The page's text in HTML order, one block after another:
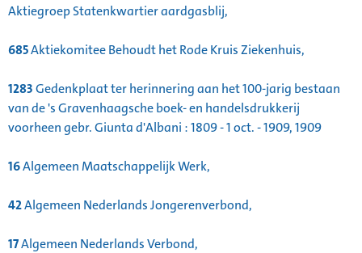
Aktiegroep Statenkwartier aardgasblij,
685Aktiekomitee Behoudt het Rode Kruis Ziekenhuis,
1283Gedenkplaat ter herinnering aan het 100-jarig bestaan
van de 's Gravenhaagsche boek- en handelsdrukkerij
voorheen gebr. Giunta d'Albani : 1809 - 1 oct. - 1909, 1909
16Algemeen Maatschappelijk Werk,
42Algemeen Nederlands Jongerenverbond,
17Algemeen Nederlands Verbond,